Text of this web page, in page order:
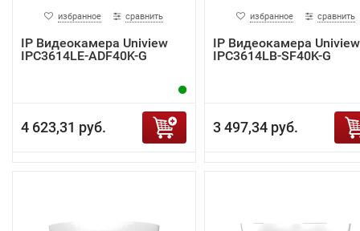
избранное сравнить
IP Видеокамера Uniview
IPC3614LE-ADF40K-G
4 623,31 руб.
избранное сравнить
IP Видеокамера Uniview
IPC3614LB-SF40K-G
3 497,34 руб.